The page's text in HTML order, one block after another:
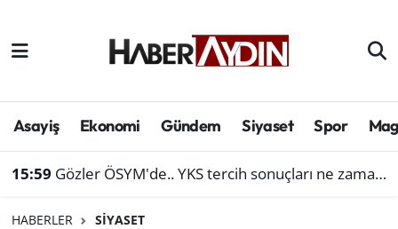
Asayiş Ekonomi Gündem Siyaset Spor
15:59 Gözler ÖSYM'de.. YKS tercih sonuçları ne zaman açıklanacak
HABERLER SIYASET
Afyonkarahisar
Çevre
Aydın Hava Durumu
Süper Lig Puan Durumu ve Fikstür